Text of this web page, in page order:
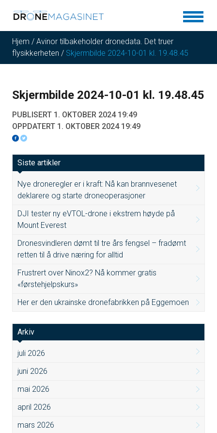
Hjem / Avinor tilbakeholder dronedata. Det truer
flysikkerheten / Skjermbilde 2024-10-01 kl. 19.48.45
Skjermbilde 2024-10-01 kl. 19.48.45
PUBLISERT 1. OKTOBER 2024 19:49
OPPDATERT 1. OKTOBER 2024 19:49
Siste artikler
Nye droneregler er i kraft: Nå kan brannvesenet
deklarere og starte droneoperasjoner
DJI tester ny eVTOL-drone i ekstrem høyde på
Mount Everest
Dronesvindleren dømt til tre års fengsel – fradømt
retten til å drive næring for alltid
Frustrert over Ninox2? Nå kommer gratis
«førstehjelpskurs»
Her er den ukrainske dronefabrikken på Eggemoen
Arkiv
juli 2026
juni 2026
mai 2026
april 2026
mars 2026